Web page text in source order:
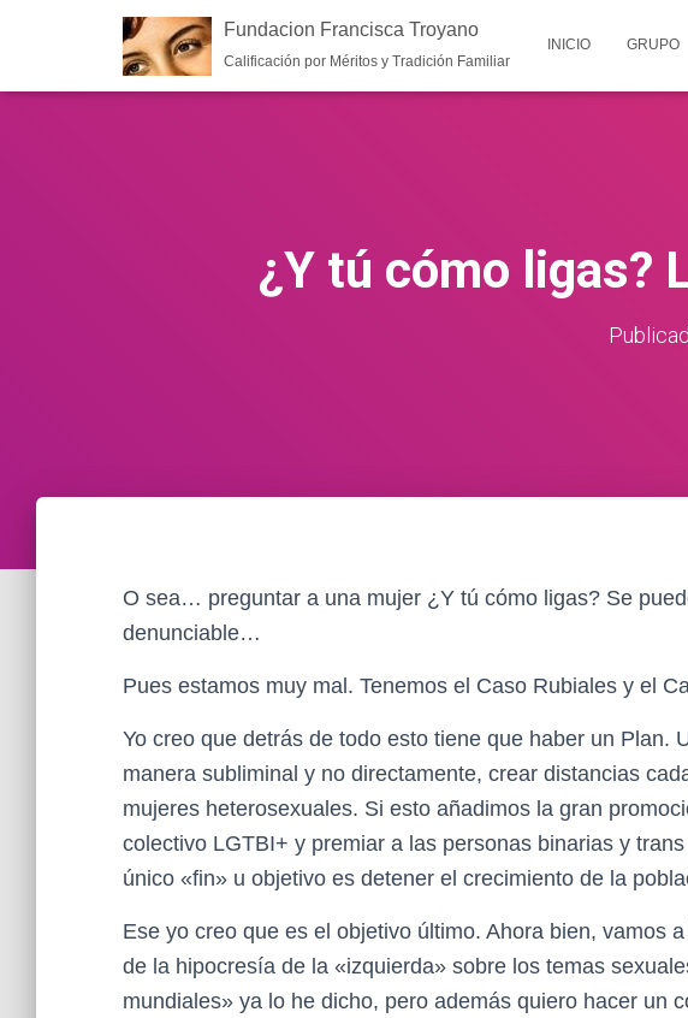
Fundacion Francisca Troyano
Calificación por Méritos y Tradición Familiar
INICIO GRUPO
¿Y tú cómo ligas?
O sea… preguntar a una mujer ¿Y tú cómo ligas? Se
denunciable…
Pues estamos muy mal. Tenemos el Caso Rubiales y el
Yo creo que detrás de todo esto tiene que haber un Plan.
manera subliminal y no directamente, crear distancias
mujeres heterosexuales. Si esto añadimos la gran
colectivo LGTBI+ y premiar a las personas binarias y
único «fin» u objetivo es detener el crecimiento de la
Ese yo creo que es el objetivo último. Ahora bien, vamos
de la hipocresía de la «izquierda» sobre los temas
mundiales» ya lo he dicho, pero además quiero hacer un